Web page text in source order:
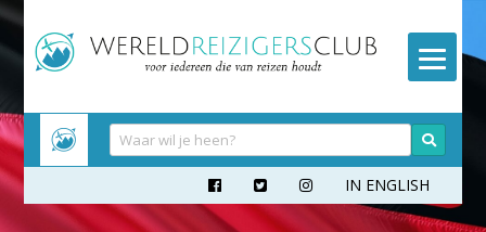
Meteen
naar
inhoud
   IN ENGLISH